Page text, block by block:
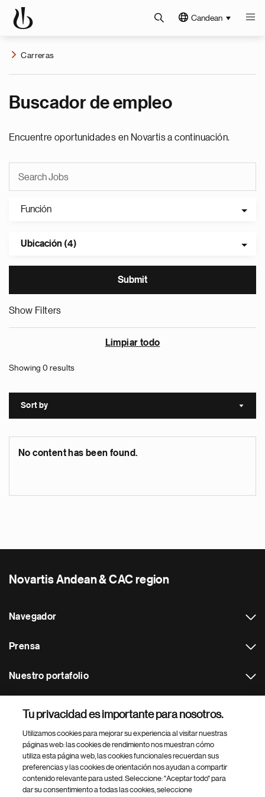
Candean
Carreras
Buscador de empleo
Encuentre oportunidades en Novartis a continuación.
Función
Ubicación (4)
Show Filters
Limpiar todo
Showing 0 results
Sort by Sort
No content has been found.
Novartis Andean & CAC region
Navegador
Prensa
Nuestro portafolio
Footer Site Search
Tu privacidad es importante para nosotros.
Utilizamos cookies para mejorar su experiencia al visitar nuestras
páginas web: las cookies de rendimiento nos muestran cómo
utiliza esta página web, las cookies funcionales recuerdan sus
preferencias y las cookies de orientación nos ayudan a compartir
contenido relevante para usted. Seleccione: "Aceptar todo" para
dar su consentimiento a todas las cookies, seleccione